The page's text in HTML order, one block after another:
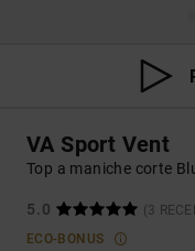
VA Sport Vent
Top a maniche corte
5.0
(3
ECO-BONUS